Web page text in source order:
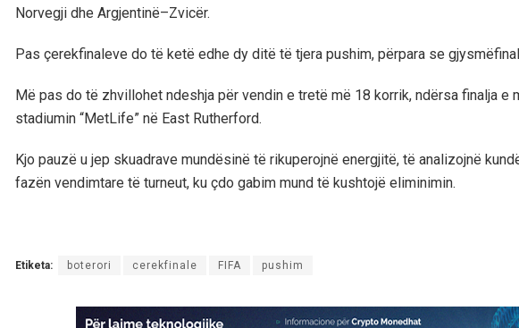
Norvegji dhe Argjentinë–Zvicër.
Pas çerekfinaleve do të ketë edhe dy ditë të tjera pushim, përpara se
Më pas do të zhvillohet ndeshja për vendin e tretë më 18 korrik, ndërsa finalja e
stadiumin “MetLife” në East Rutherford.
Kjo pauzë u jep skuadrave mundësinë të rikuperojnë energjitë, të analizojnë
fazën vendimtare të turneut, ku çdo gabim mund të kushtojë eliminimin.
Etiketa: boterori cerekfinale FIFA pushim